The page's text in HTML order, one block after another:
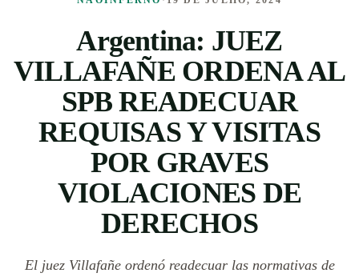
Argentina: JUEZ
VILLAFAÑE ORDENA AL
SPB READECUAR
REQUISAS Y VISITAS
POR GRAVES
VIOLACIONES DE
DERECHOS
El juez Villafañe ordenó readecuar las normativas de